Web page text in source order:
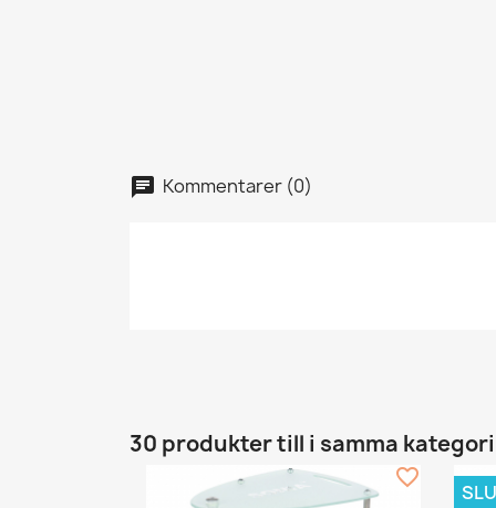
Kommentarer (0)
30 produkter till i samma kategori
favorite_border